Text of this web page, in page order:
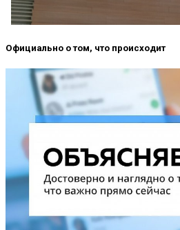
Официально о том, что происходит